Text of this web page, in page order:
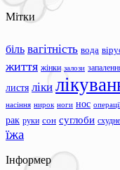
Мітки
біль вагітність вода
життя жінки залози
листя ліки
насіння нирок ноги нос
рак руки сон суглоби
їжа
Інформер